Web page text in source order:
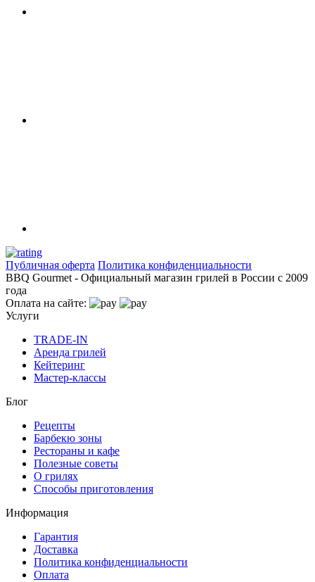
Публичная оферта Политика конфиденциальности
BBQ Gourmet - Официальный магазин грилей в России с 2009
года
Оплата на сайте:
Услуги
TRADE-IN
Аренда грилей
Кейтеринг
Мастер-классы
Блог
Рецепты
Барбекю зоны
Рестораны и кафе
Полезные советы
О грилях
Способы приготовления
Информация
Гарантия
Доставка
Политика конфиденциальности
Оплата